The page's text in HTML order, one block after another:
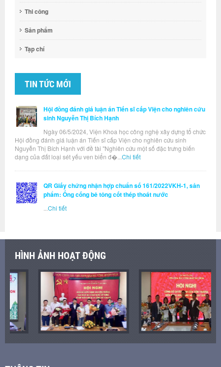
Thi công
Sản phẩm
Tạp chí
TIN TỨC MỚI
Hội đồng đánh giá luận án Tiến sĩ cấp Viện cho nghiên cứu
sinh Nguyễn Thị Bích Hạnh
Ngày 06/5/2024, Viện Khoa học công nghệ xây dựng tổ chức
Hội đồng đánh giá luận án Tiến sĩ cấp Viện cho nghiên cứu sinh
Nguyễn Thị Bích Hạnh với đề tài "Nghiên cứu một số đặc trưng biến
dạng của đất loại sét yếu ven biển đ�... Chi tiết
QR Giấy chứng nhận hợp chuẩn số 161/2022VKH-1, sản
phẩm: Ống cống bê tông cốt thép thoát nước
Chi tiết
HÌNH ẢNH HOẠT ĐỘNG